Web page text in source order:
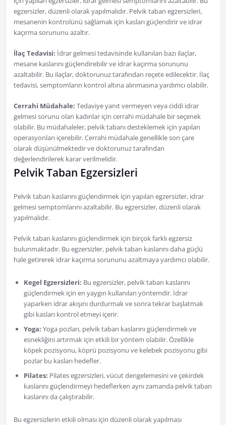
egzersizler, düzenli olarak yapılmalıdır. Pelvik taban egzersizleri,
mesanenin kontrolünü sağlamak için kasları güçlendirir ve idrar
kaçırma sorununu azaltır.
İlaç Tedavisi: İdrar gelmesi tedavisinde kullanılan bazı ilaçlar,
mesane kaslarını güçlendirebilir ve idrar kaçırma sorununu
azaltabilir. Bu ilaçlar, doktorunuz tarafından reçete edilecektir. İlaç
tedavisi, semptomların kontrol altına alınmasına yardımcı olabilir.
Cerrahi Müdahale: Tedaviye yanıt vermeyen veya ciddi idrar
gelmesi sorunu olan kadınlar için cerrahi müdahale bir seçenek
olabilir. Bu müdahaleler, pelvik tabanı desteklemek için yapılan
operasyonları içerebilir. Cerrahi müdahale genellikle son çare
olarak düşünülmektedir ve doktorunuz tarafından
değerlendirilerek karar verilmelidir.
Pelvik Taban Egzersizleri
Pelvik taban kaslarını güçlendirmek için yapılan egzersizler, idrar
gelmesi semptomlarını azaltabilir. Bu egzersizler, düzenli olarak
yapılmalıdır.
Pelvik taban kaslarını güçlendirmek için birçok farklı egzersiz
bulunmaktadır. Bu egzersizler, pelvik taban kaslarını daha güçlü
hale getirerek idrar kaçırma sorununu azaltmaya yardımcı olabilir.
Kegel Egzersizleri: Bu egzersizler, pelvik taban kaslarını
güçlendirmek için en yaygın kullanılan yöntemdir. İdrar
yaparken idrar akışını durdurmak ve sonra tekrar başlatmak
gibi kasları kontrol etmeyi içerir.
Yoga: Yoga pozları, pelvik taban kaslarını güçlendirmek ve
esnekliğini artırmak için etkili bir yöntem olabilir. Özellikle
köpek pozisyonu, köprü pozisyonu ve kelebek pozisyonu gibi
pozlar bu kasları hedefler.
Pilates: Pilates egzersizleri, vücut dengelemesini ve çekirdek
kaslarını güçlendirmeyi hedeflerken aynı zamanda pelvik taban
kaslarını da çalıştırabilir.
Bu egzersizlerin etkili olması için düzenli olarak yapılması